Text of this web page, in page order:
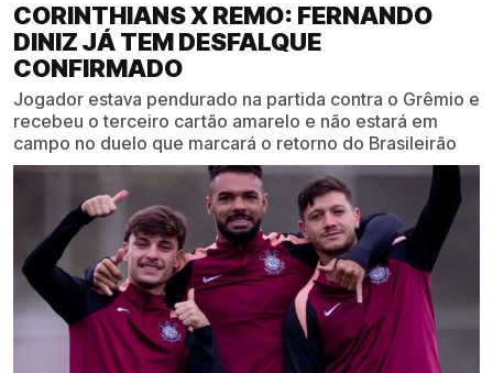
CORINTHIANS X REMO: FERNANDO
DINIZ JÁ TEM DESFALQUE
CONFIRMADO
Jogador estava pendurado na partida contra o Grêmio e
recebeu o terceiro cartão amarelo e não estará em
campo no duelo que marcará o retorno do Brasileirão